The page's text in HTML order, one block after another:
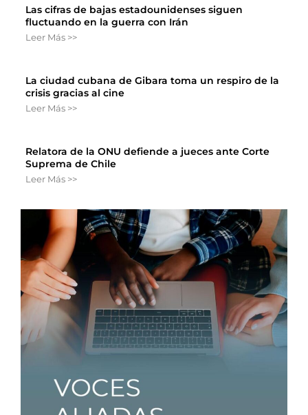
Las cifras de bajas estadounidenses siguen
fluctuando en la guerra con Irán
Leer Más >>
La ciudad cubana de Gibara toma un respiro de la
crisis gracias al cine
Leer Más >>
Relatora de la ONU defiende a jueces ante Corte
Suprema de Chile
Leer Más >>